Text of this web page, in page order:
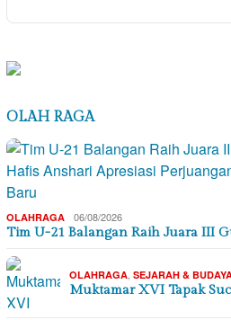
OLAH RAGA
OLAHRAGA 06/08/2026
Tim U-21 Balangan Raih Juara III
OLAHRAGA SEJARAH &
Muktamar XVI Tapak